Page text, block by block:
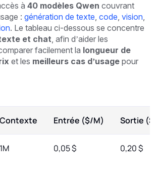
à 40 modèles Qwen couvrant
: génération de texte code vision
. Le tableau ci-dessous se concentre
et chat , afin d’aider les
facilement la longueur de
et les meilleurs cas d’usage pour
Contexte Entrée ($/M) Sortie
1M 0,05 $ 0,20 $